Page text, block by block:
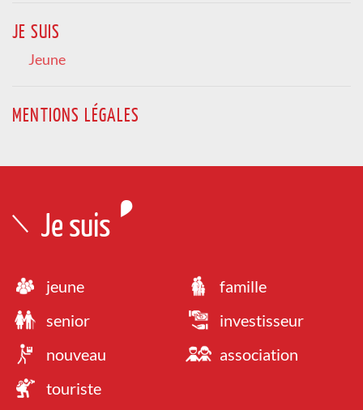
JE SUIS
Jeune
MENTIONS LÉGALES
Je suis
jeune
senior
nouveau
touriste
famille
investisseur
association